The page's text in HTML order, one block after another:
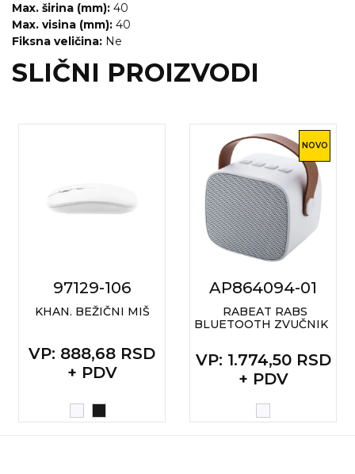
Max. širina (mm): 40
Max. visina (mm): 40
Fiksna veličina: Ne
SLIČNI PROIZVODI
97129-106
KHAN. BEŽIČNI MIŠ
VP: 888,68 RSD
+ PDV
NOVO
AP864094-01
RABEAT RABS
BLUETOOTH ZVUČNIK
VP: 1.774,50 RSD
+ PDV